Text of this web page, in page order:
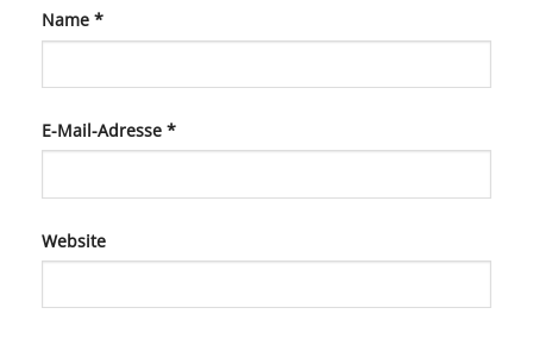
Name *
E-Mail-Adresse *
Website